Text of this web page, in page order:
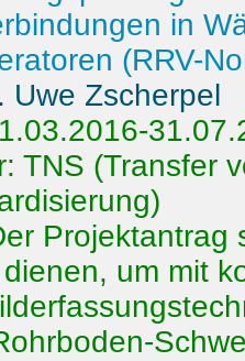
in
(RRV-
Uwe Zscherpel
TNS (Transfer
Projektantrag
um mit